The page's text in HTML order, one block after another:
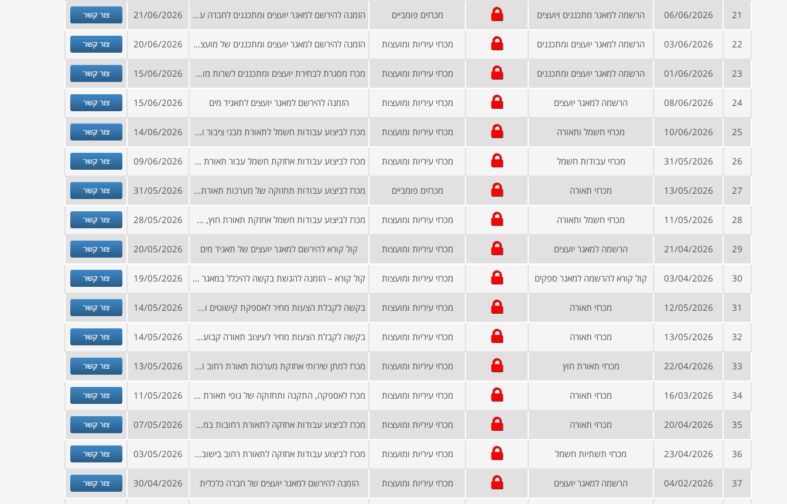
21
06/06/2026 הרשמה למאגר מתכננים ויועצים מכרזים פומביים הזמנה להירשם למאגר יועצים ומתכננים לחברה עירונית 21/06/2026 צור קשר
22
03/06/2026 הרשמה למאגר יועצים ומתכננים מכרזי עיריות ומועצות הזמנה להירשם למאגר יועצים ומתכננים של מועצה בצפון 20/06/2026 צור קשר
23
01/06/2026 הרשמה למאגר יועצים ומתכננים מכרזי עיריות ומועצות מכרז מסגרת לבחירת יועצים ומתכננים לשרות מועצה 15/06/2026 צור קשר
24
08/06/2026 הרשמה למאגר יועצים מכרזי עיריות ומועצות הזמנה להירשם למאגר יועצים לתאגיד מים 15/06/2026 צור קשר
25
10/06/2026 מכרזי חשמל ותאורה מכרזי עיריות ומועצות מכרז לביצוע עבודות חשמל לתאורת מבני ציבור ותאורת חוץ בישוב בדרום 14/06/2026 צור קשר
26
31/05/2026 מכרזי עבודות חשמל מכרזי עיריות ומועצות מכרז לביצוע עבודות אחזקת חשמל עבור תאורת רחובות מוסדות חינוך ומבני ציבור בדרום הארץ (270 א-1 + 160 א-1) 09/06/2026 צור קשר
27
13/05/2026 מכרזי תאורה מכרזים פומביים מכרז לביצוע עבודות תחזוקה של מערכות תאורת חירום במבנה במרכז הארץ 31/05/2026 צור קשר
28
11/05/2026 מכרזי חשמל ותאורה מכרזי עיריות ומועצות מכרז לביצוע עבודות חשמל אחזקת תאורת חוץ, אחזקת שבר, עבודות פיתוח ושדרוג תאורת חוץ ומבנים ועבודות תאורה וחשמל לאירועים עירוניים 160 א-1 270 א-1 28/05/2026 צור קשר
29
21/04/2026 הרשמה למאגר יועצים מכרזי עיריות ומועצות קול קורא להירשם למאגר יועצים של תאגיד מים 20/05/2026 צור קשר
30
03/04/2026 קול קורא להרשמה למאגר ספקים מכרזי עיריות ומועצות קול קורא – הזמנה להגשת בקשה להיכלל במאגר ספקים/יועצים במגוון תחומים 19/05/2026 צור קשר
31
12/05/2026 מכרזי תאורה מכרזי עיריות ומועצות בקשה לקבלת הצעות מחיר לאספקת קישוטים ותאורה לרגל חג הקורבן 14/05/2026 צור קשר
32
13/05/2026 מכרזי תאורה מכרזי עיריות ומועצות בקשה לקבלת הצעות מחיר לעיצוב תאורה קבועה למבנה בצפון הארץ 14/05/2026 צור קשר
33
22/04/2026 מכרזי תאורת חוץ מכרזי עיריות ומועצות מכרז למתן שירותי אחזקת מערכות תאורת רחוב וגנים במרכז 13/05/2026 צור קשר
34
16/03/2026 מכרזי תאורה מכרזי עיריות ומועצות מכרז לאספקה, התקנה ותחזוקה של גופי תאורת רחוב מסוג LED בדרום הארץ 11/05/2026 צור קשר
35
20/04/2026 מכרזי תאורה מכרזי עיריות ומועצות מכרז לביצוע עבודות אחזקה לתאורת רחובות במרכז הארץ (160 א-3 + 270 א-3) 07/05/2026 צור קשר
36
23/04/2026 מכרזי תשתיות חשמל מכרזי עיריות ומועצות מכרז לביצוע עבודות אחזקה לתאורת רחוב בישוב בדרום 160 א-1 03/05/2026 צור קשר
37
04/02/2026 הרשמה למאגר יועצים מכרזי עיריות ומועצות הזמנה להירשם למאגר יועצים של חברה כלכלית 30/04/2026 צור קשר